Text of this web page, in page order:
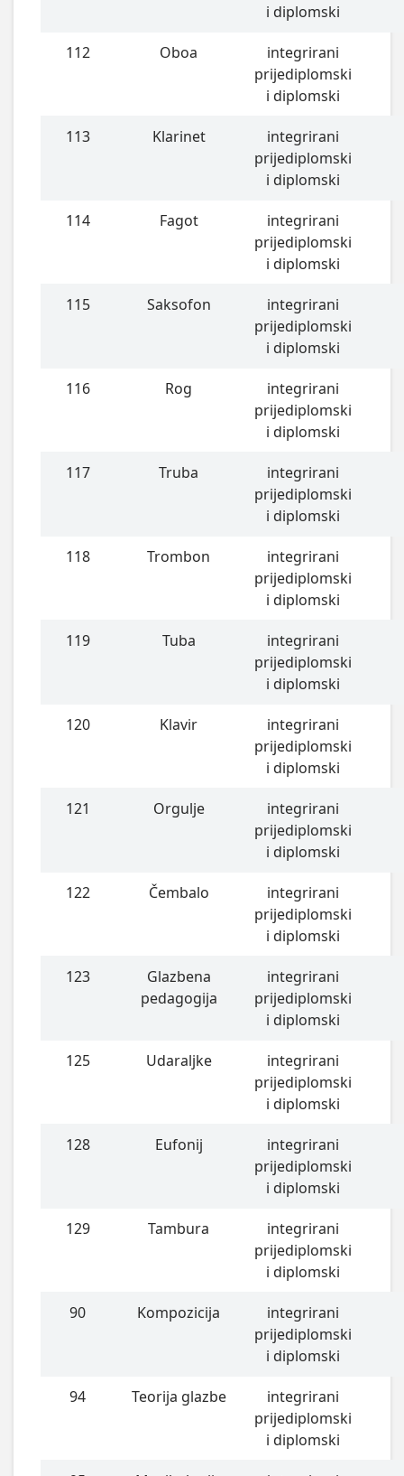
i diplomski
112 Oboa
integrirani
prijediplomski
i diplomski
113 Klarinet
integrirani
prijediplomski
i diplomski
114 Fagot
integrirani
prijediplomski
i diplomski
115 Saksofon
integrirani
prijediplomski
i diplomski
116 Rog
integrirani
prijediplomski
i diplomski
117 Truba
integrirani
prijediplomski
i diplomski
118 Trombon
integrirani
prijediplomski
i diplomski
119 Tuba
integrirani
prijediplomski
i diplomski
120 Klavir
integrirani
prijediplomski
i diplomski
121 Orgulje
integrirani
prijediplomski
i diplomski
122 Čembalo
integrirani
prijediplomski
i diplomski
123
Glazbena
pedagogija
integrirani
prijediplomski
i diplomski
125 Udaraljke
integrirani
prijediplomski
i diplomski
128 Eufonij
integrirani
prijediplomski
i diplomski
129 Tambura
integrirani
prijediplomski
i diplomski
90 Kompozicija
integrirani
prijediplomski
i diplomski
94 Teorija glazbe
integrirani
prijediplomski
i diplomski